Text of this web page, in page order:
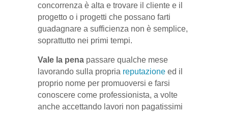
concorrenza è alta e trovare il cliente e il
progetto o i progetti che possano farti
guadagnare a sufficienza non è semplice,
soprattutto nei primi tempi.
Vale la pena passare qualche mese
lavorando sulla propria reputazione ed il
proprio nome per promuoversi e farsi
conoscere come professionista, a volte
anche accettando lavori non pagatissimi